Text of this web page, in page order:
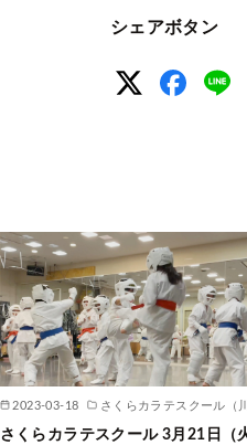
シェアボタン
2023-03-18 さくらカラテスクール（
さくらカラテスクール 3月21日（